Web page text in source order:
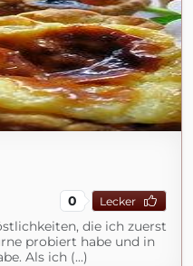
0 Lecker
die ich zuerst
probiert habe und in
Als ich (...)